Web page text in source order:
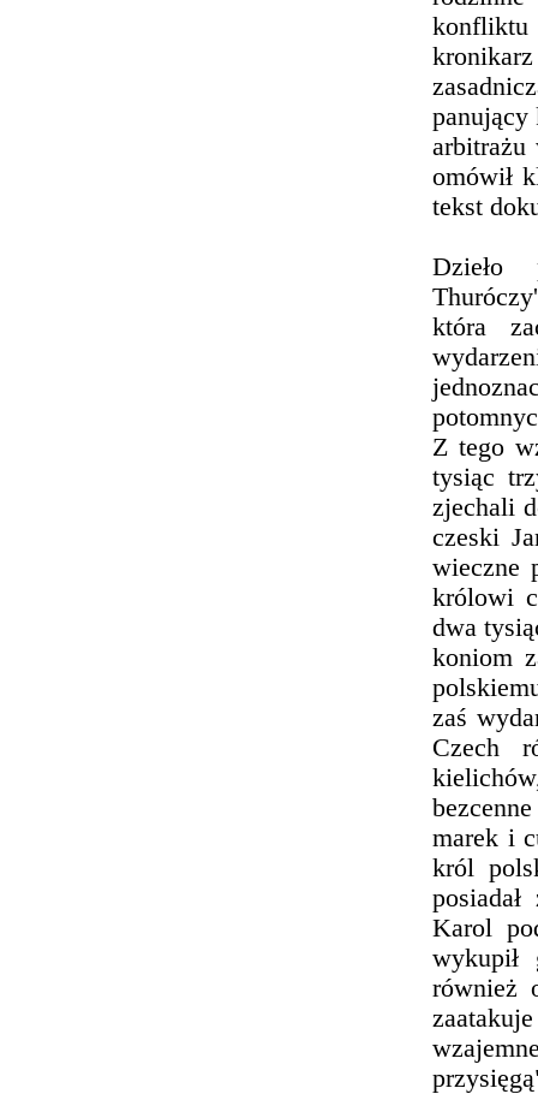
konfliktu
arbitrażu
omówił
tekst
Dzieło
która
Z tego
tysiąc
zjechali
czeski
wieczne
królowi
dwa
koniom
zaś
Czech
marek i
król
Karol
wykupił
również